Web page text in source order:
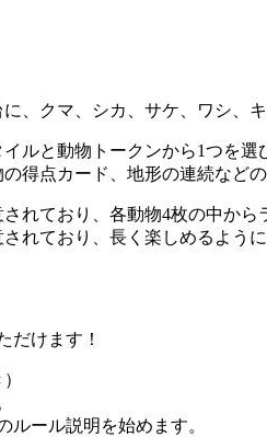
、クマ、シカ、サケ、ワシ、
ルと動物トークンから1つを
得点カード、地形の連続など
れており、各動物4枚の中か
れており、長く楽しめるように
だけます！
ルール説明を始めます。